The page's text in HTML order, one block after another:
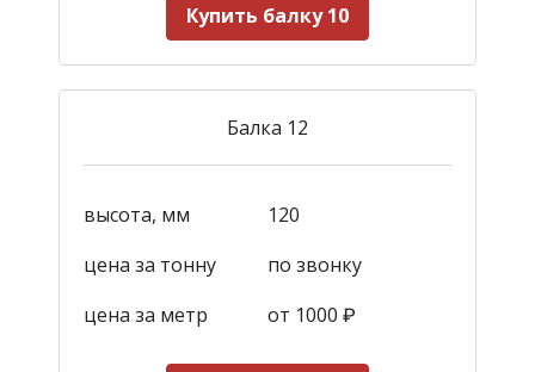
Купить балку 10
Балка 12
высота, мм
120
цена за тонну
по звонку
цена за метр
от 1000 ₽